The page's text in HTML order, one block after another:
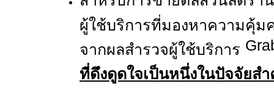
ผู้ใช้บริการที่มองหาความคุ้
จากผลสำรวจผู้ใช้บริการ
ที่ดึงดูดใจเป็นหนึ่งในปัจจัยส